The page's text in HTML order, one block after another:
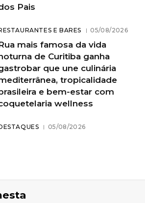
Pais
E BARES 05/08/2026
mais famosa da vida
de Curitiba ganha
que une culinária
tropicalidade
e bem-estar com
wellness
05/08/2026